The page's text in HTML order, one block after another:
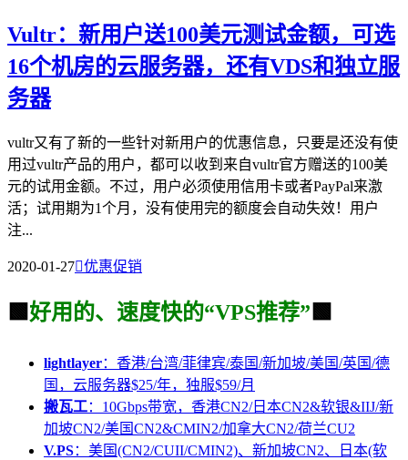
Vultr：新用户送100美元测试金额，可选
16个机房的云服务器，还有VDS和独立服
务器
vultr又有了新的一些针对新用户的优惠信息，只要是还没有使
用过vultr产品的用户，都可以收到来自vultr官方赠送的100美
元的试用金额。不过，用户必须使用信用卡或者PayPal来激
活；试用期为1个月，没有使用完的额度会自动失效！用户
注...
2020-01-27优惠促销
🟩 好用的、速度快的“VPS推荐” 🟩
lightlayer：香港/台湾/菲律宾/泰国/新加坡/美国/英国/德
国，云服务器$25/年，独服$59/月
搬瓦工：10Gbps带宽，香港CN2/日本CN2&软银&IIJ/新
加坡CN2/美国CN2&CMIN2/加拿大CN2/荷兰CU2
V.PS：美国(CN2/CUII/CMIN2)、新加坡CN2、日本(软